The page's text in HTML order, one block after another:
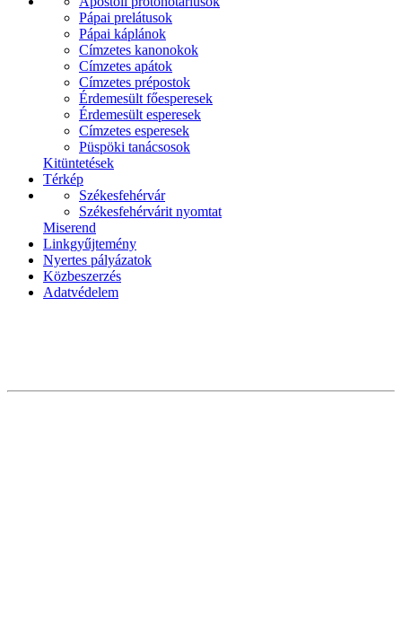
Pápai prelátusok
Pápai káplánok
Címzetes kanonokok
Címzetes apátok
Címzetes prépostok
Érdemesült főesperesek
Érdemesült esperesek
Címzetes esperesek
Püspöki tanácsosok
Kitüntetések
Térkép
Székesfehérvár
Székesfehérvárit nyomtat
Miserend
Linkgyűjtemény
Nyertes pályázatok
Közbeszerzés
Adatvédelem